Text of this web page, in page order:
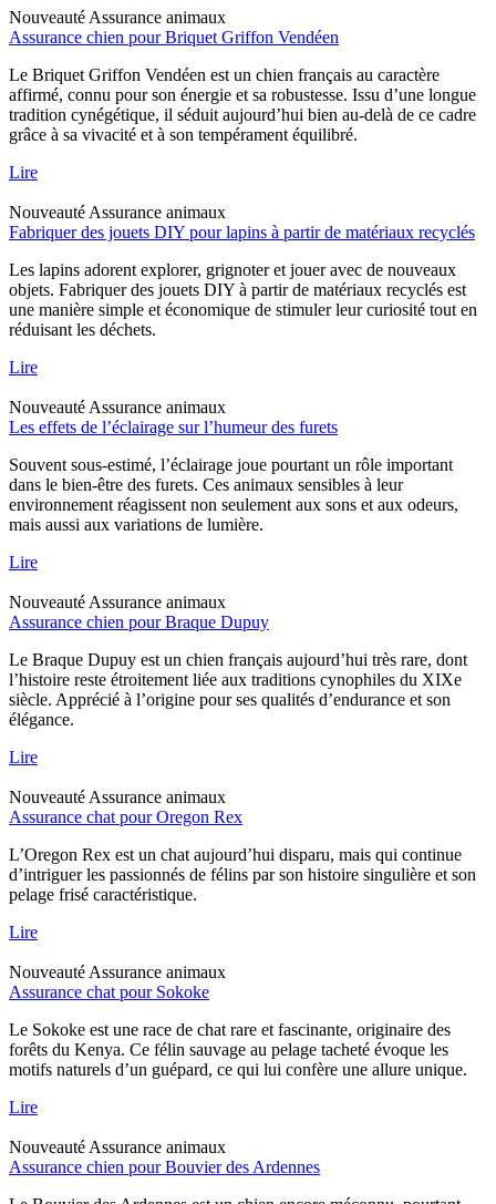
Nouveauté Assurance animaux
Assurance chien pour Briquet Griffon Vendéen
Le Briquet Griffon Vendéen est un chien français au caractère
affirmé, connu pour son énergie et sa robustesse. Issu d’une longue
tradition cynégétique, il séduit aujourd’hui bien au-delà de ce cadre
grâce à sa vivacité et à son tempérament équilibré.
Lire
Nouveauté Assurance animaux
Fabriquer des jouets DIY pour lapins à partir de matériaux recyclés
Les lapins adorent explorer, grignoter et jouer avec de nouveaux
objets. Fabriquer des jouets DIY à partir de matériaux recyclés est
une manière simple et économique de stimuler leur curiosité tout en
réduisant les déchets.
Lire
Nouveauté Assurance animaux
Les effets de l’éclairage sur l’humeur des furets
Souvent sous-estimé, l’éclairage joue pourtant un rôle important
dans le bien-être des furets. Ces animaux sensibles à leur
environnement réagissent non seulement aux sons et aux odeurs,
mais aussi aux variations de lumière.
Lire
Nouveauté Assurance animaux
Assurance chien pour Braque Dupuy
Le Braque Dupuy est un chien français aujourd’hui très rare, dont
l’histoire reste étroitement liée aux traditions cynophiles du XIXe
siècle. Apprécié à l’origine pour ses qualités d’endurance et son
élégance.
Lire
Nouveauté Assurance animaux
Assurance chat pour Oregon Rex
L’Oregon Rex est un chat aujourd’hui disparu, mais qui continue
d’intriguer les passionnés de félins par son histoire singulière et son
pelage frisé caractéristique.
Lire
Nouveauté Assurance animaux
Assurance chat pour Sokoke
Le Sokoke est une race de chat rare et fascinante, originaire des
forêts du Kenya. Ce félin sauvage au pelage tacheté évoque les
motifs naturels d’un guépard, ce qui lui confère une allure unique.
Lire
Nouveauté Assurance animaux
Assurance chien pour Bouvier des Ardennes